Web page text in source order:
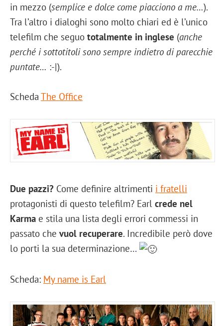
in mezzo (semplice e dolce come piacciono a me…).
Tra l’altro i dialoghi sono molto chiari ed è l’unico
telefilm che seguo totalmente in inglese (anche
perché i sottotitoli sono sempre indietro di parecchie
puntate… :-|).
Scheda The Office
Due pazzi? Come definire altrimenti i fratelli
protagonisti di questo telefilm? Earl crede nel
Karma e stila una lista degli errori commessi in
passato che vuol recuperare. Incredibile però dove
lo porti la sua determinazione…
Scheda: My name is Earl